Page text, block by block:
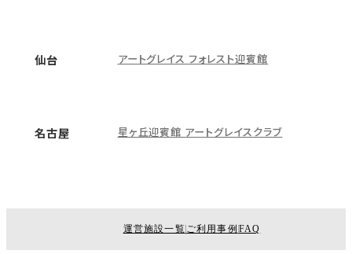
仙台 アートグレイス フォレスト迎賓館
名古屋 星ヶ丘迎賓館 アートグレイスクラブ
運営施設一覧 ご利用事例 FAQ